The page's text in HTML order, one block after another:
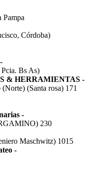
Pampa
Córdoba)
-
Bs As)
& HERRAMIENTAS -
(Santa rosa) 171
-
230
Maschwitz) 1015
-